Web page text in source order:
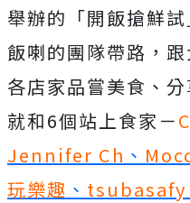
舉辦的「開飯搶鮮
飯喇的團隊帶路，
各店家品嘗美食、
就和6個站上食家－
Jennifer Ch 、
玩樂趣 、 tsubasafy